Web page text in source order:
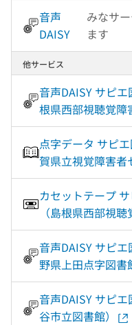
音声
DAISY
みなサ
ます
他サービス
音声DAISY サピ
根県西部視聴覚障
点字データ サピ
賀県立視覚障害者
カセットテープ
（島根県西部視
音声DAISY サピ
野県上田点字図書
音声DAISY サピ
谷市立図書館）